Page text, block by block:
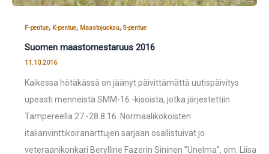
F-pentue, K-pentue, Maastojuoksu, S-pentue
Suomen maastomestaruus 2016
11.10.2016
Kaikessa hötäkässä on jäänyt päivittämättä uutispäivitys
upeasti menneistä SMM-16 -kisoista, jotka järjestettiin
Tampereella 27.-28.8.16. Normaalikokoisten
italianvinttikoiranarttujen sarjaan osallistuivat jo
veteraanikonkari Berylline Fazerin Sininen ”Unelma”, om. Liisa